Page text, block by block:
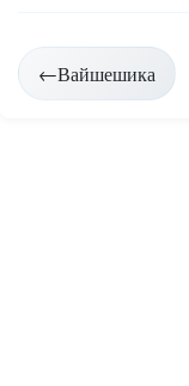
Навигация
по
←Вайшешика